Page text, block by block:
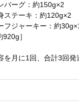
バーグ：約150g×2
ステーキ：約120g×2
フジャーキー：約
920g］
月に1回、合計3回発